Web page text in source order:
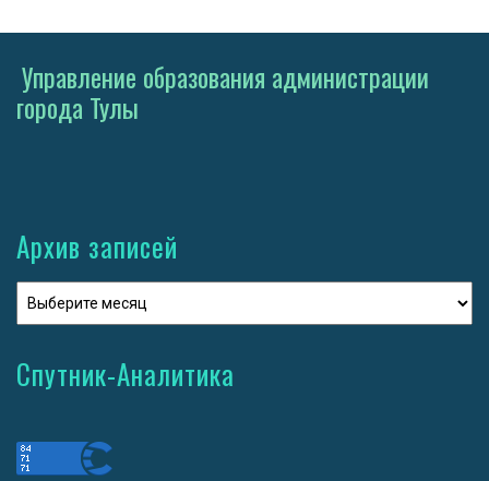
Управление образования администрации
города Тулы
Архив записей
Спутник-Аналитика